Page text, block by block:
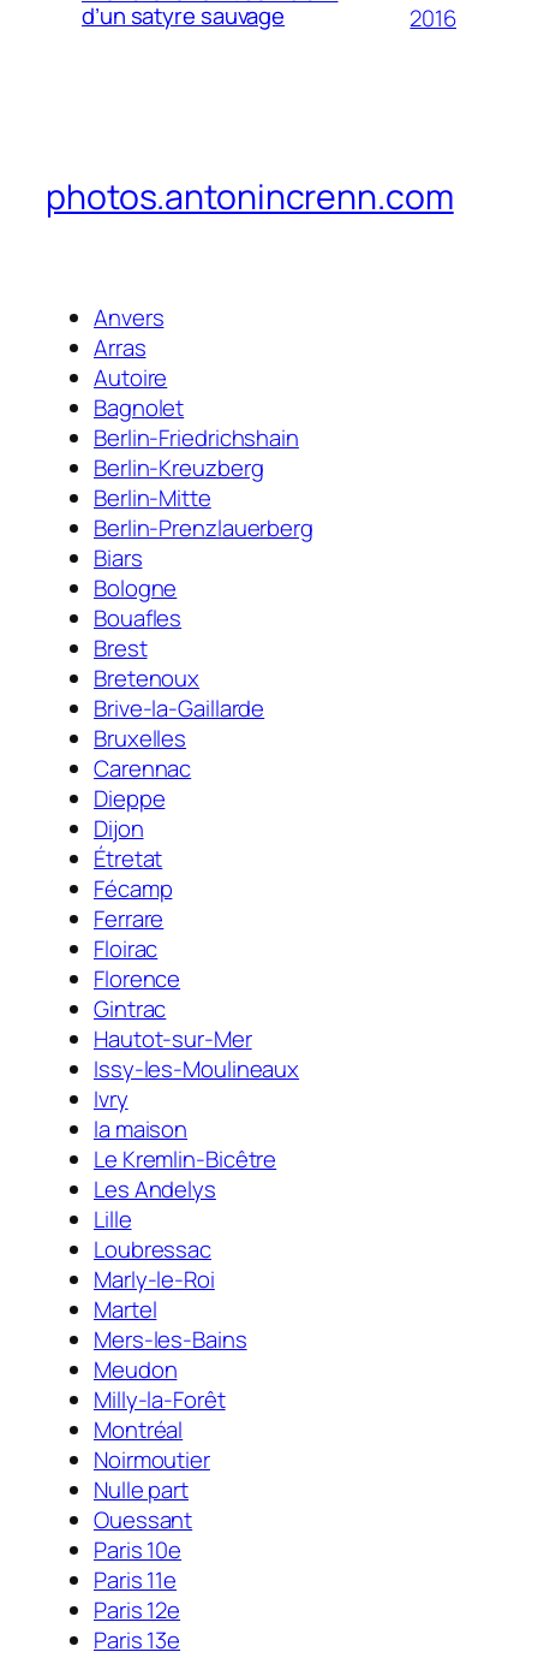
d’un satyre sauvage
2016
photos.antonincrenn.com
Anvers
Arras
Autoire
Bagnolet
Berlin-Friedrichshain
Berlin-Kreuzberg
Berlin-Mitte
Berlin-Prenzlauerberg
Biars
Bologne
Bouafles
Brest
Bretenoux
Brive-la-Gaillarde
Bruxelles
Carennac
Dieppe
Dijon
Étretat
Fécamp
Ferrare
Floirac
Florence
Gintrac
Hautot-sur-Mer
Issy-les-Moulineaux
Ivry
la maison
Le Kremlin-Bicêtre
Les Andelys
Lille
Loubressac
Marly-le-Roi
Martel
Mers-les-Bains
Meudon
Milly-la-Forêt
Montréal
Noirmoutier
Nulle part
Ouessant
Paris 10e
Paris 11e
Paris 12e
Paris 13e